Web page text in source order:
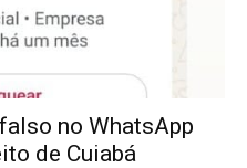
no WhatsApp
de Cuiabá